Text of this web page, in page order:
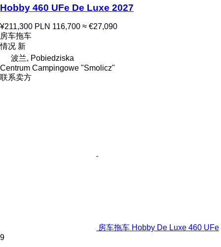
Hobby 460 UFe De Luxe 2027
¥211,300 PLN 116,700 ≈ €27,090
房车拖车
情况 新
波兰, Pobiedziska
Centrum Campingowe "Smolicz"
联系卖方
房车拖车 Hobby De Luxe 460 UFe
9